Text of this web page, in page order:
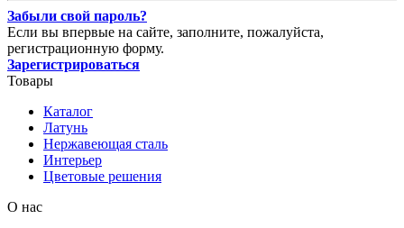
Забыли свой пароль?
Если вы впервые на сайте, заполните, пожалуйста,
регистрационную форму.
Зарегистрироваться
Товары
Каталог
Латунь
Нержавеющая сталь
Интерьер
Цветовые решения
О нас